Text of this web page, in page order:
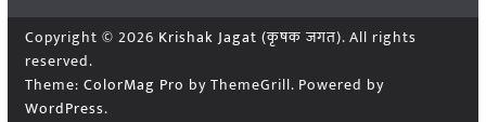
Copyright © 2026 Krishak Jagat (कृषक जगत). All rights
reserved.
Theme: ColorMag Pro by ThemeGrill. Powered by
WordPress.